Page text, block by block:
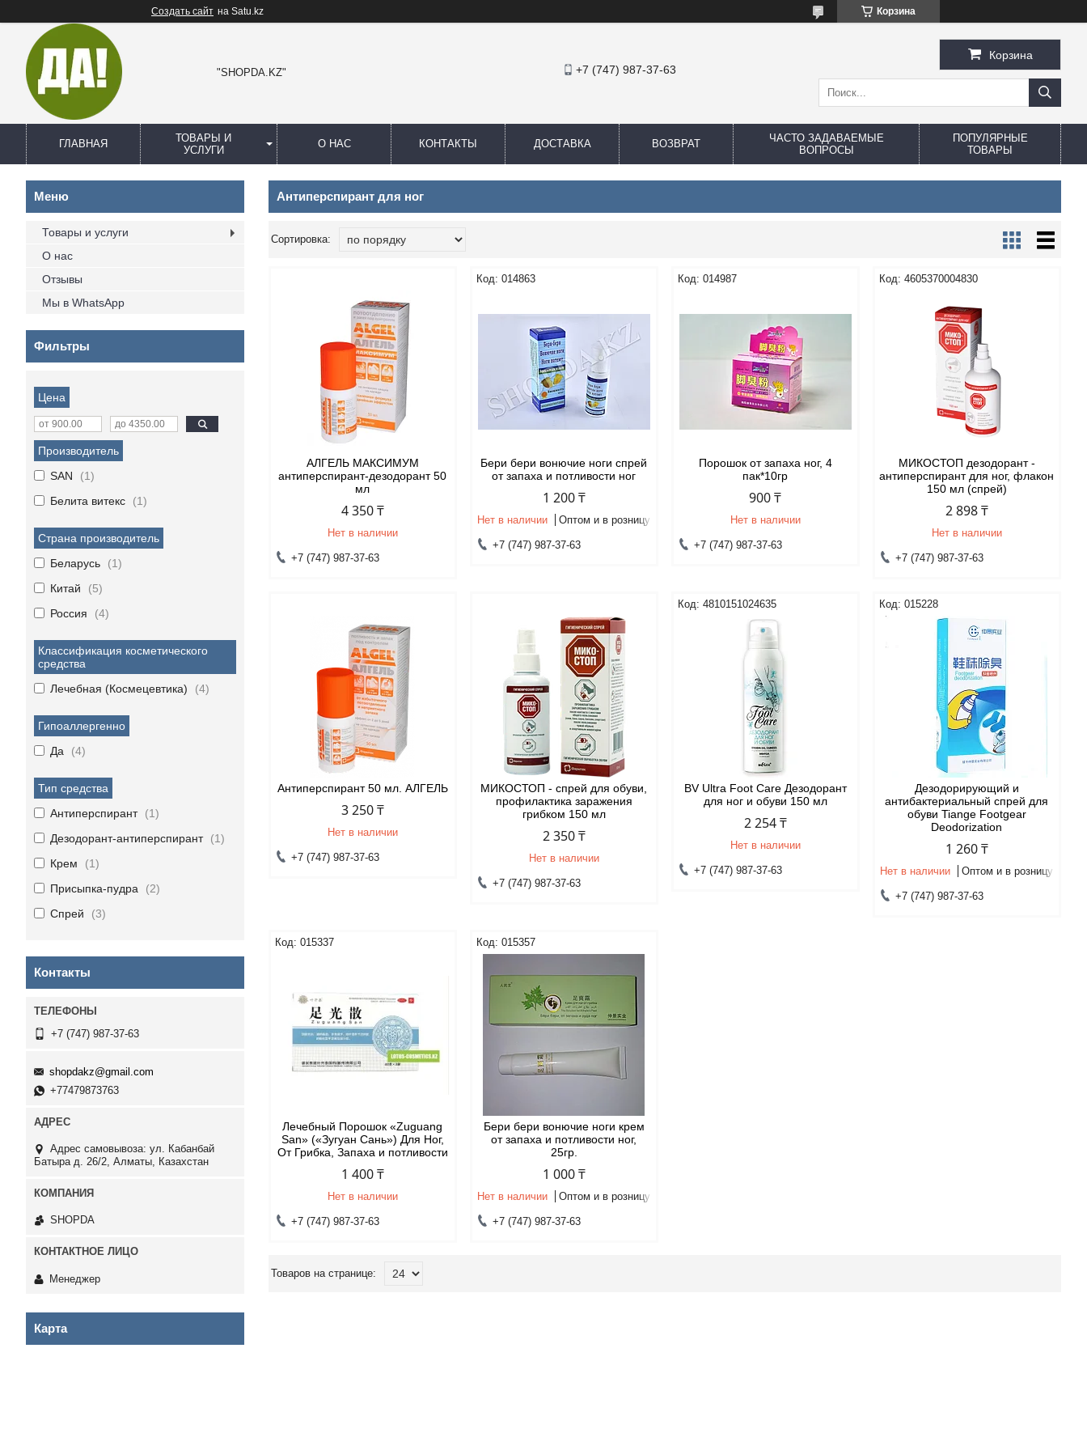
Создать сайт на Satu.kz Корзина
"SHOPDA.KZ" +7 (747) 987-37-63
Корзина
ГЛАВНАЯ
ТОВАРЫ И
УСЛУГИ
О НАС КОНТАКТЫ ДОСТАВКА ВОЗВРАТ
ЧАСТО ЗАДАВАЕМЫЕ
ВОПРОСЫ
ПОПУЛЯРНЫЕ
ТОВАРЫ
Антиперспирант для ног
АЛГЕЛЬ МАКСИМУМ
антиперспирант-дезодорант 50
мл
4 350 ₸
Нет в наличии
+7 (747) 987-37-63
014863
Бери бери вонючие ноги спрей
от запаха и потливости ног
1 200 ₸
Нет в наличии Оптом и в розницу
+7 (747) 987-37-63
014987
Порошок от запаха ног, 4
пак*10гр
900 ₸
Нет в наличии
+7 (747) 987-37-63
4605370004830
МИКОСТОП дезодорант -
антиперспирант для ног, флакон
150 мл (спрей)
2 898 ₸
Нет в наличии
+7 (747) 987-37-63
Антиперспирант 50 мл. АЛГЕЛЬ
3 250 ₸
Нет в наличии
+7 (747) 987-37-63
МИКОСТОП - спрей для обуви,
профилактика заражения
грибком 150 мл
2 350 ₸
Нет в наличии
+7 (747) 987-37-63
4810151024635
BV Ultra Foot Care Дезодорант
для ног и обуви 150 мл
2 254 ₸
Нет в наличии
+7 (747) 987-37-63
015228
Дезодорирующий и
антибактериальный спрей для
обуви Tiange Footgear
Deodorization
1 260 ₸
Нет в наличии Оптом и в розницу
+7 (747) 987-37-63
015337
Лечебный Порошок «Zuguang
San» («Зугуан Сань») Для Ног,
От Грибка, Запаха и потливости
1 400 ₸
Нет в наличии
+7 (747) 987-37-63
015357
Бери бери вонючие ноги крем
от запаха и потливости ног,
25гр.
1 000 ₸
Нет в наличии Оптом и в розницу
+7 (747) 987-37-63
Товары и услуги
О нас
Отзывы
Мы в WhatsApp
Фильтры
Цена
Производитель
SAN
1
Белита витекс
1
Страна производитель
Беларусь
1
Китай
5
Россия
4
Классификация косметического
средства
Лечебная (Космецевтика)
4
Гипоаллергенно
Да
4
Тип средства
Антиперспирант
1
Дезодорант-антиперспирант
1
Крем
1
Присыпка-пудра
2
Спрей
3
Контакты
+7 (747) 987-37-63
shopdakz@gmail.com
+77479873763
Адрес самовывоза: ул. Кабанбай
Батыра д. 26/2, Алматы, Казахстан
SHOPDA
Менеджер
Карта